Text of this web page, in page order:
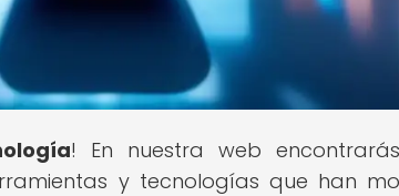
! En nuestra web
y tecnologías que han